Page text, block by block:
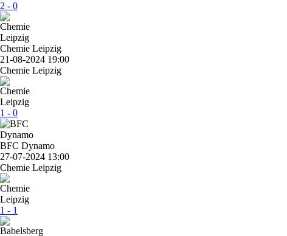
2 - 0
Chemie Leipzig
21-08-2024 19:00
Chemie Leipzig
1 - 0
BFC Dynamo
27-07-2024 13:00
Chemie Leipzig
1 - 1